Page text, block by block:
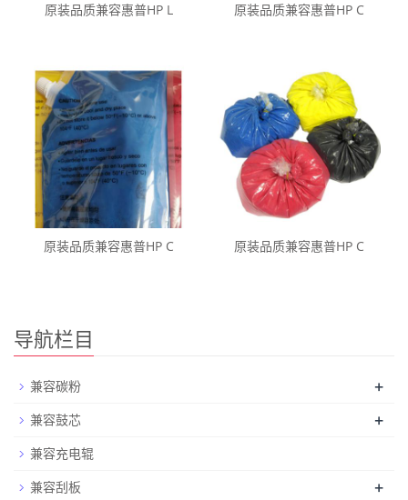
原装品质兼容惠普HP L 原装品质兼容惠普HP C
原装品质兼容惠普HP C 原装品质兼容惠普HP C
导航栏目
兼容碳粉 +
兼容鼓芯 +
兼容充电辊
兼容刮板
+